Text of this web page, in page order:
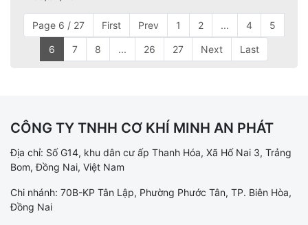
Page 6 / 27 First Prev 1 2 ... 4 5
6 7 8 ... 26 27 Next Last
CÔNG TY TNHH CƠ KHÍ MINH AN PHÁT
Địa chỉ: Số G14, khu dân cư ấp Thanh Hóa, Xã Hố Nai 3, Trảng
Bom, Đồng Nai, Việt Nam
Chi nhánh: 70B-KP Tân Lập, Phường Phước Tân, TP. Biên Hòa,
Đồng Nai